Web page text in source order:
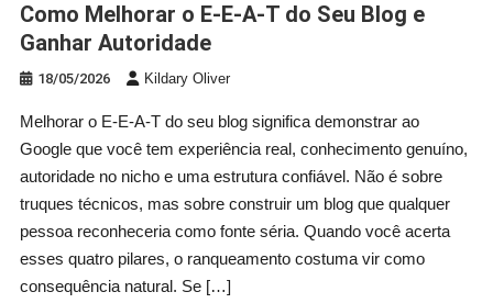
Como Melhorar o E-E-A-T do Seu Blog e
Ganhar Autoridade
18/05/2026 Kildary Oliver
Melhorar o E-E-A-T do seu blog significa demonstrar ao
Google que você tem experiência real, conhecimento genuíno,
autoridade no nicho e uma estrutura confiável. Não é sobre
truques técnicos, mas sobre construir um blog que qualquer
pessoa reconheceria como fonte séria. Quando você acerta
esses quatro pilares, o ranqueamento costuma vir como
consequência natural. Se […]